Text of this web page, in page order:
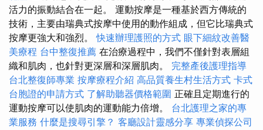
活力的振動結合在一起。 運動按摩是一種基於西方傳統的
技術，主要由瑞典式按摩中使用的動作組成，但它比瑞典式
按摩更強大和強烈。快速辦理護照的方式 眼下細紋改善醫
美療程 台中整復推薦 在治療過程中，我們不僅針對表層組
織和肌肉，也針對更深層和深層肌肉。 完整產後護理指導
台北整復師專業 按摩療程介紹 高品質養生村生活方式 卡式
台胞證的申請方式 了解助聽器價格範圍 正確且定期進行的
運動按摩可以使肌肉的運動能力倍增。 台北護理之家的專
業服務 什麼是搜尋引擎？ 客廳設計靈感分享 專業偵探公司